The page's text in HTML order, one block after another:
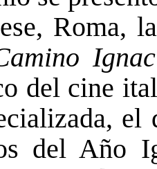
Roma,
del cine
el
del Año